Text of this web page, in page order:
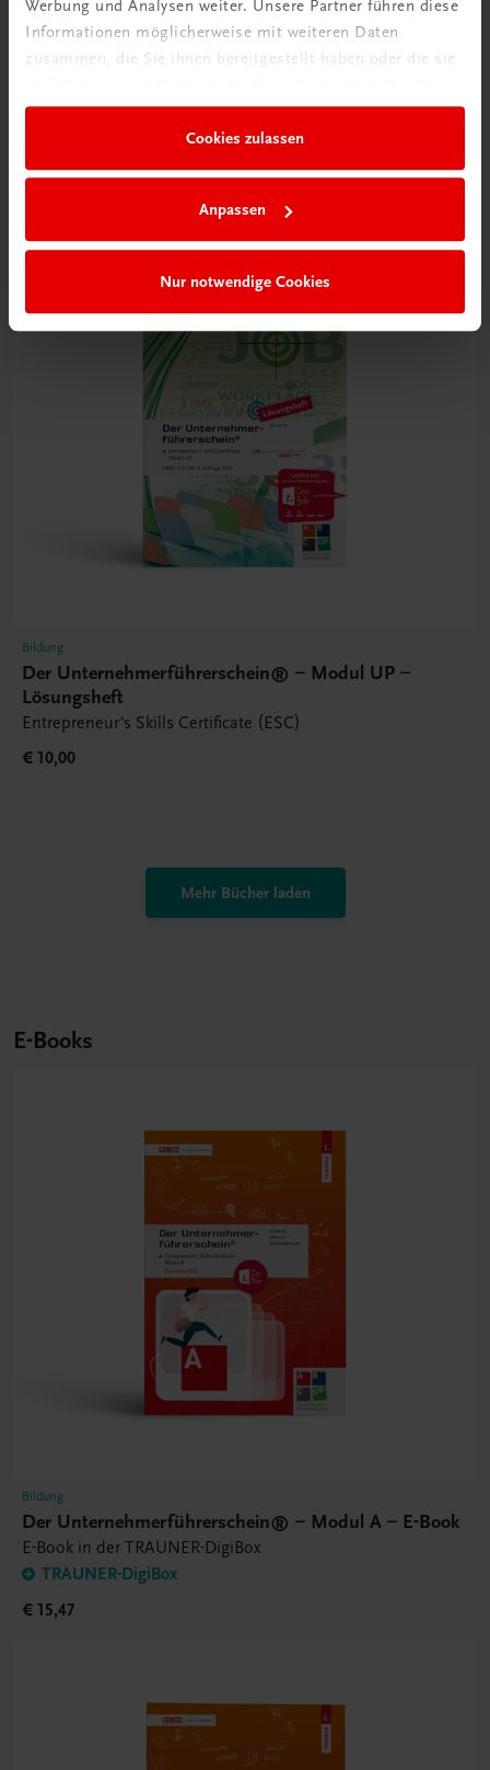
Werbung und Analysen weiter. Unsere Partner führen diese
Informationen möglicherweise mit weiteren Daten
zusammen, die Sie ihnen bereitgestellt haben oder die sie
Cookies zulassen
Anpassen
Nur notwendige Cookies
Bildung
Der Unternehmerführerschein® – Modul UP –
Lösungsheft
Entrepreneur's Skills Certificate (ESC)
€ 10,00
Mehr Bücher laden
E-Books
Bildung
Der Unternehmerführerschein® – Modul A – E-Book
E-Book in der TRAUNER-DigiBox
TRAUNER-DigiBox
€ 15,47